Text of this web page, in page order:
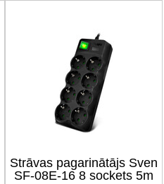
Strāvas pagarinātājs Sven
SF-08E-16 8 sockets 5m